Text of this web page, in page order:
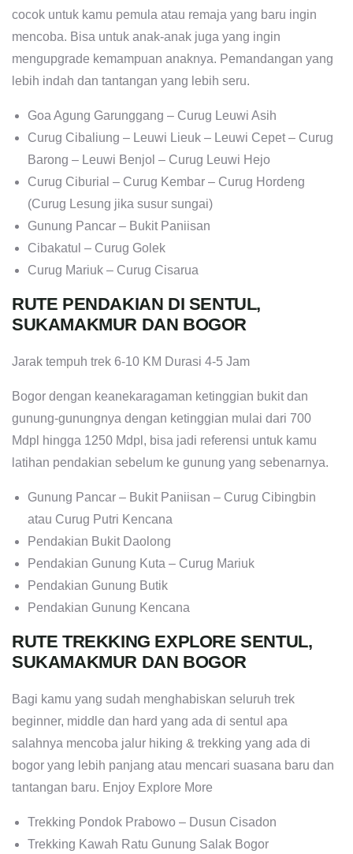
cocok untuk kamu pemula atau remaja yang baru ingin
mencoba. Bisa untuk anak-anak juga yang ingin
mengupgrade kemampuan anaknya. Pemandangan yang
lebih indah dan tantangan yang lebih seru.
Goa Agung Garunggang – Curug Leuwi Asih
Curug Cibaliung – Leuwi Lieuk – Leuwi Cepet – Curug
Barong – Leuwi Benjol – Curug Leuwi Hejo
Curug Ciburial – Curug Kembar – Curug Hordeng
(Curug Lesung jika susur sungai)
Gunung Pancar – Bukit Paniisan
Cibakatul – Curug Golek
Curug Mariuk – Curug Cisarua
RUTE PENDAKIAN DI SENTUL,
SUKAMAKMUR DAN BOGOR
Jarak tempuh trek 6-10 KM Durasi 4-5 Jam
Bogor dengan keanekaragaman ketinggian bukit dan
gunung-gunungnya dengan ketinggian mulai dari 700
Mdpl hingga 1250 Mdpl, bisa jadi referensi untuk kamu
latihan pendakian sebelum ke gunung yang sebenarnya.
Gunung Pancar – Bukit Paniisan – Curug Cibingbin
atau Curug Putri Kencana
Pendakian Bukit Daolong
Pendakian Gunung Kuta – Curug Mariuk
Pendakian Gunung Butik
Pendakian Gunung Kencana
RUTE TREKKING EXPLORE SENTUL,
SUKAMAKMUR DAN BOGOR
Bagi kamu yang sudah menghabiskan seluruh trek
beginner, middle dan hard yang ada di sentul apa
salahnya mencoba jalur hiking & trekking yang ada di
bogor yang lebih panjang atau mencari suasana baru dan
tantangan baru. Enjoy Explore More
Trekking Pondok Prabowo – Dusun Cisadon
Trekking Kawah Ratu Gunung Salak Bogor